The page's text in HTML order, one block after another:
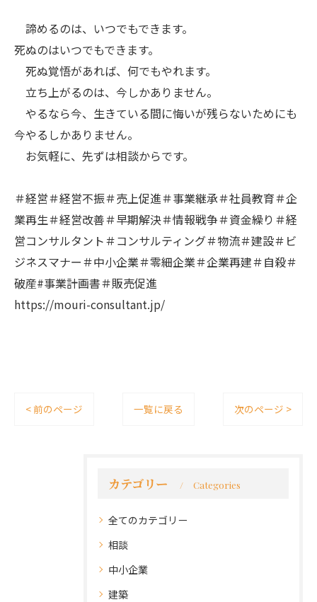
諦めるのは、いつでもできます。
死ぬのはいつでもできます。
死ぬ覚悟があれば、何でもやれます。
立ち上がるのは、今しかありません。
やるなら今、生きている間に悔いが残らないためにも
今やるしかありません。
お気軽に、先ずは相談からです。
＃経営＃経営不振＃売上促進＃事業継承＃社員教育＃企
業再生＃経営改善＃早期解決＃情報戦争＃資金繰り＃経
営コンサルタント＃コンサルティング＃物流＃建設＃ビ
ジネスマナー＃中小企業＃零細企業＃企業再建＃自殺＃
破産#事業計画書＃販売促進
https://mouri-consultant.jp/
< 前のページ 一覧に戻る 次のページ >
カテゴリー Categories
全てのカテゴリー
相談
中小企業
建築